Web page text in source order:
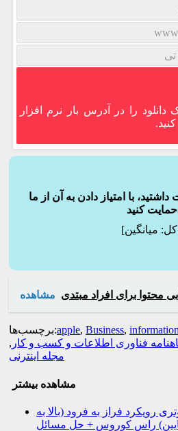
تی
دانلود را در آدرس بار نرم افزار
با امتیاز دادن به آن از ما
[کل:
مشاهده محتوا برای افراد مبتدی
برچسب‌ها:apple, Business,
فناوری اطلاعات و کسب و کار ,
مجله اینترنی
مشاهده بیشتر
رویکرد فراز به فرود (بالا به
راس کوروس + حل مسائل